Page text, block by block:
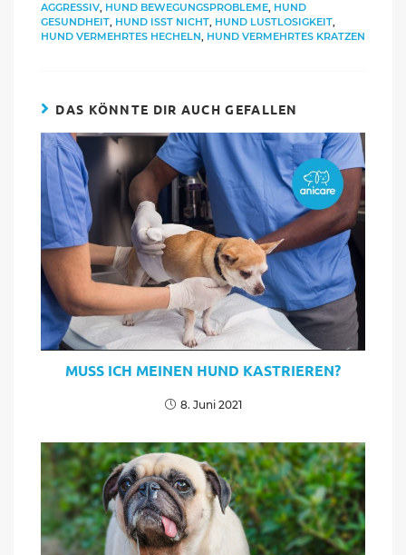
AGGRESSIV, HUND BEWEGUNGSPROBLEME, HUND
GESUNDHEIT, HUND ISST NICHT, HUND LUSTLOSIGKEIT,
HUND VERMEHRTES HECHELN, HUND VERMEHRTES KRATZEN
DAS KÖNNTE DIR AUCH GEFALLEN
MUSS ICH MEINEN HUND KASTRIEREN?
8. Juni 2021